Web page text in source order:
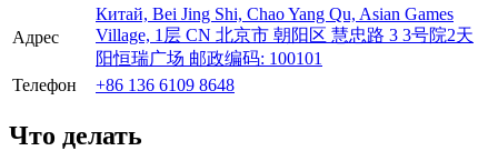
Адрес
Китай, Bei Jing Shi, Chao Yang Qu, Asian Games
Village, 1层 CN 北京市 朝阳区 慧忠路 3 3号院2天
阳恒瑞广场 邮政编码: 100101
Телефон
+86 136 6109 8648
Что делать